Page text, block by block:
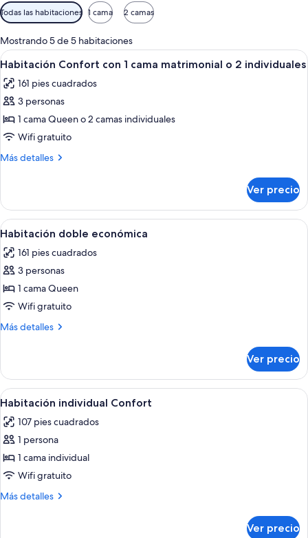
Filtros
disponibles
para
las
habitaciones
Todas las habitaciones 1 cama 2 camas
Mostrando 5 de 5 habitaciones
Abrir
todas
las
fotos
de
Habitación
Confort
cama
matrimonial
o
2
individuales
Una cama bien hecha con sábanas
5
Habitación Confort con 1 cama matrimonial o 2 individuales
161 pies cuadrados
3 personas
1 cama Queen o 2 camas individuales
Wifi gratuito
Más detalles
Más
Confort
con
1
matrimonial
o
individuales
Ver precio
Abrir
todas
las
fotos
de
Habitación
doble
Una cama doble con sábanas
5
Habitación doble económica
161 pies cuadrados
3 personas
1 cama Queen
Wifi gratuito
Más detalles
Más
doble
económica
Ver precio
Abrir
todas
las
fotos
de
Habitación
individual
Un dormitorio con una cama de
4
Habitación individual Confort
107 pies cuadrados
1 persona
1 cama individual
Wifi gratuito
Más detalles
Más
Ver precio